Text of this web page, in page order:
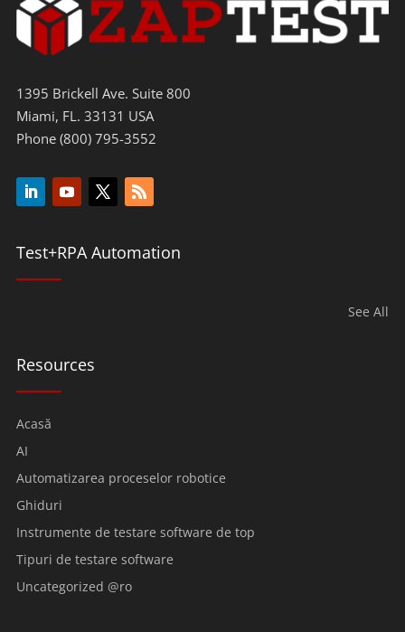
1395 Brickell Ave. Suite 800
Miami, FL. 33131 USA
Phone (800) 795-3552
Test+RPA Automation
See All
Resources
Acasă
AI
Automatizarea proceselor robotice
Ghiduri
Instrumente de testare software de top
Tipuri de testare software
Uncategorized @ro